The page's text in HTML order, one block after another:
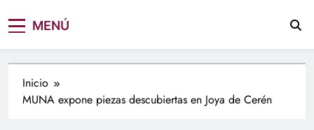
MENÚ
Inicio
MUNA expone piezas descubiertas en Joya de Cerén